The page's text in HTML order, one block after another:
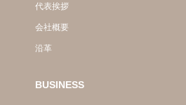
代表挨拶
会社概要
沿革
BUSINESS